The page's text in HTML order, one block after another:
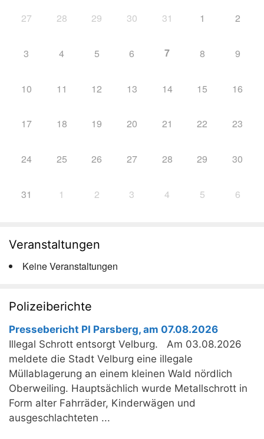
27 28 29 30 31 1 2
3 4 5 6 7 8 9
10 11 12 13 14 15 16
17 18 19 20 21 22 23
24 25 26 27 28 29 30
31 1 2 3 4 5 6
Veranstaltungen
Keine Veranstaltungen
Polizeiberichte
Pressebericht PI Parsberg, am 07.08.2026
Illegal Schrott entsorgt Velburg. Am 03.08.2026
meldete die Stadt Velburg eine illegale
Müllablagerung an einem kleinen Wald nördlich
Oberweiling. Hauptsächlich wurde Metallschrott in
Form alter Fahrräder, Kinderwägen und
ausgeschlachteten ...